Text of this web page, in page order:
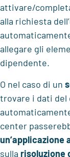
attivare/
alla richiesta
allegare gli
dipendente.
O nel caso di un
trovare i dati del
center
un’applicazione
sulla risoluzione